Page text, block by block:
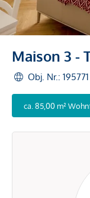
Maison 3 -
Obj. Nr.: 195771
ca. 85,00 m²